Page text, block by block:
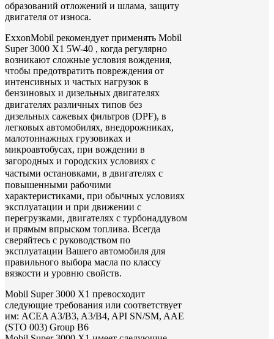
образований отложений и шлама, защиту
двигателя от износа.
ExxonMobil рекомендует применять Mobil
Super 3000 X1 5W-40 , когда регулярно
возникают сложные условия вождения,
чтобы предотвратить повреждения от
интенсивных и частых нагрузок в
бензиновых и дизельных двигателях
двигателях различных типов без
дизельных сажевых фильтров (DPF), в
легковых автомобилях, внедорожниках,
малотоннажных грузовиках и
микроавтобусах, при вождении в
загородных и городских условиях с
частыми остановками, в двигателях с
повышенными рабочими
характеристиками, при обычных условиях
эксплуатации и при движении с
перегрузками, двигателях с турбонаддувом
и прямым впрыском топлива. Всегда
сверяйтесь с руководством по
эксплуатации Вашего автомобиля для
правильного выбора масла по классу
вязкости и уровню свойств.
Mobil Super 3000 X1 превосходит
следующие требования или соответствует
им: ACEA A3/B3, A3/B4, API SN/SM, AAE
(STO 003) Group B6